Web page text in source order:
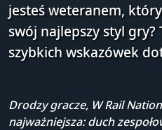
jesteś weteranem,
swój najlepszy styl gry?
szybkich wskazówek
Drodzy gracze, W Rail
najważniejsza: duch